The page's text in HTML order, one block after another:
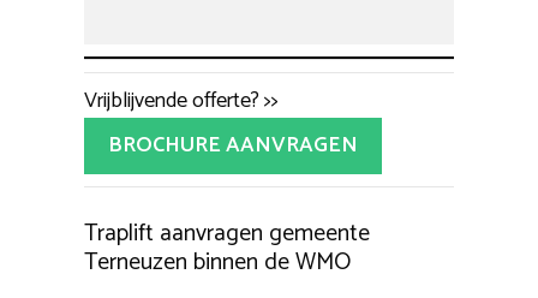
Vrijblijvende offerte? >>
BROCHURE AANVRAGEN
Traplift aanvragen gemeente
Terneuzen binnen de WMO